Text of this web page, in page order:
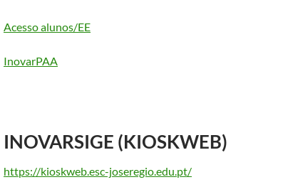
Acesso alunos/EE
InovarPAA
INOVARSIGE (KIOSKWEB)
https://kioskweb.esc-joseregio.edu.pt/